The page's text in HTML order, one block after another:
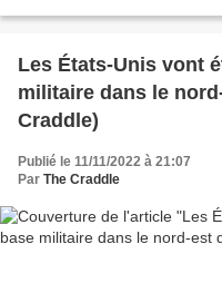
Les États-Unis vont
militaire dans le
Craddle)
Publié le 11/11/2022 à 21:07
Par The Craddle